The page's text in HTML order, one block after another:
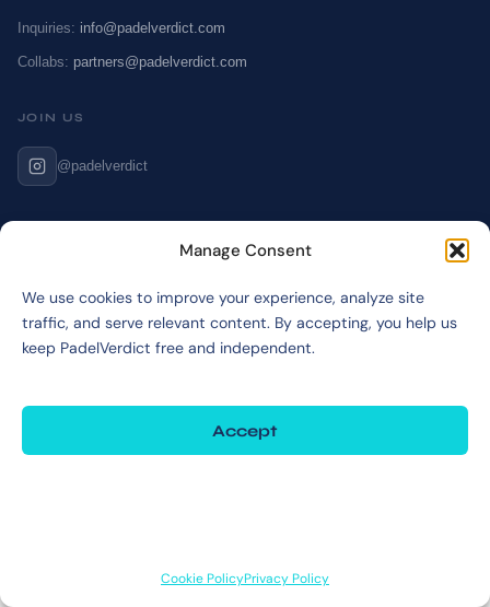
Manage Consent
We use cookies to improve your experience, analyze site
traffic, and serve relevant content. By accepting, you help us
keep PadelVerdict free and independent.
Accept
Cookie PolicyPrivacy Policy
Inquiries: info@padelverdict.com
Collabs: partners@padelverdict.com
JOIN US
@padelverdict
Affiliate Disclosure
Terms & Disclaimer